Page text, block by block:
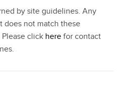
by site guidelines. Any
does not match these
click here for contact